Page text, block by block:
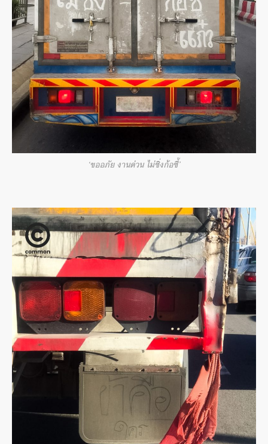
‘ขออภัย งานด่วน ไม่ซิ่งก้อซี้’